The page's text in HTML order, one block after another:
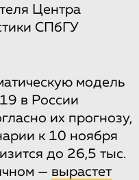
Центра
СПбГУ
модель
в России
их прогнозу,
к 10 ноября
до 26,5 тыс.
— вырастет